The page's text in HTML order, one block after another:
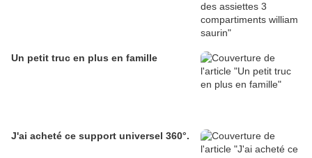
Un petit truc en plus en famille
J'ai acheté ce support universel 360°.